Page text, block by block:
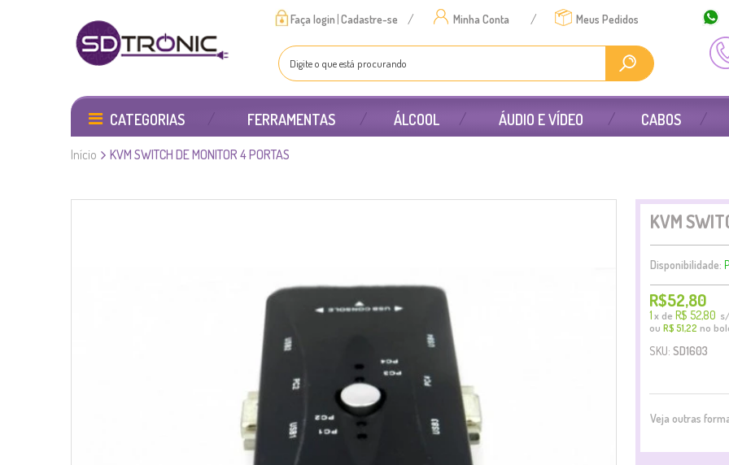
Faça login Cadastre-se / Minha Conta / Meus Pedidos
CATEGORIAS FERRAMENTAS ÁLCOOL ÁUDIO E VÍDEO CABOS
Início KVM SWITCH DE MONITOR 4 PORTAS
KVM
Disponibilidade:
R$52,80
1xde R$ 52,80
ou R$ 51,22 no
SKU: SD1603
Veja outras